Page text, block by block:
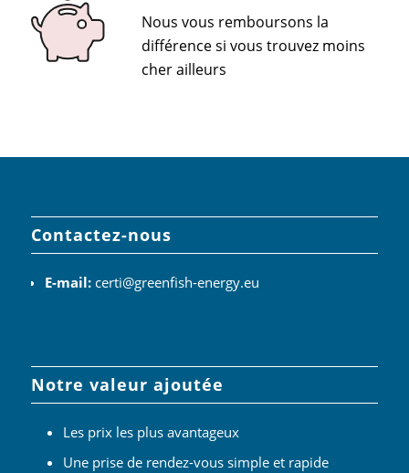
Nous vous remboursons la
différence si vous trouvez moins
cher ailleurs
Contactez-nous
E-mail: certi@greenfish-energy.eu
Notre valeur ajoutée
Les prix les plus avantageux
Une prise de rendez-vous simple et rapide